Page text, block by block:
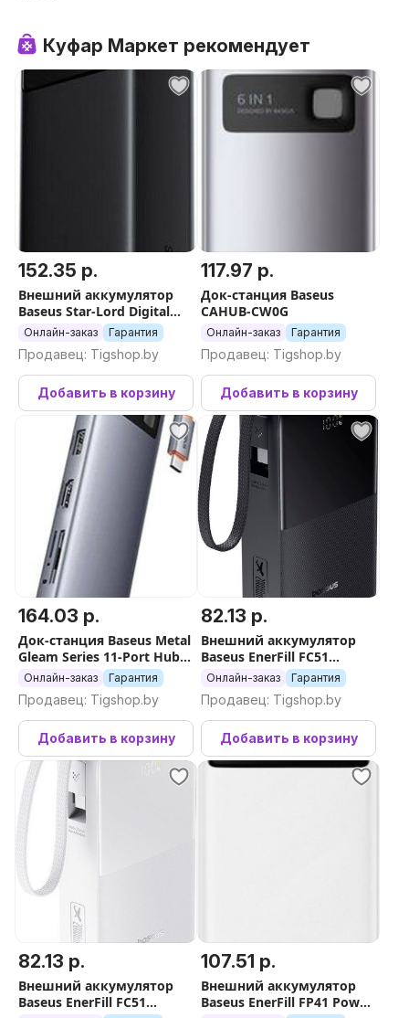
Куфар Маркет рекомендует
152.35 р.
Внешний аккумулятор
Baseus Star-Lord Digital
Display Fast Charging
Power Bank 30000mAh
22.5W (черный
Онлайн-заказ Гарантия
Продавец: Tigshop.by
Добавить в корзину
117.97 р.
Док-станция Baseus
CAHUB-CW0G
Онлайн-заказ Гарантия
Продавец: Tigshop.by
Добавить в корзину
164.03 р.
Док-станция Baseus Metal
Gleam Series 11-Port Hub
B00030709811-00
Онлайн-заказ Гарантия
Продавец: Tigshop.by
Добавить в корзину
82.13 р.
Внешний аккумулятор
Baseus EnerFill FC51
Bipow2 Pro Power Bank
20000mAh (черный)
Онлайн-заказ Гарантия
Продавец: Tigshop.by
Добавить в корзину
82.13 р.
Внешний аккумулятор
Baseus EnerFill FC51
107.51 р.
Внешний аккумулятор
Baseus EnerFill FP41 Power